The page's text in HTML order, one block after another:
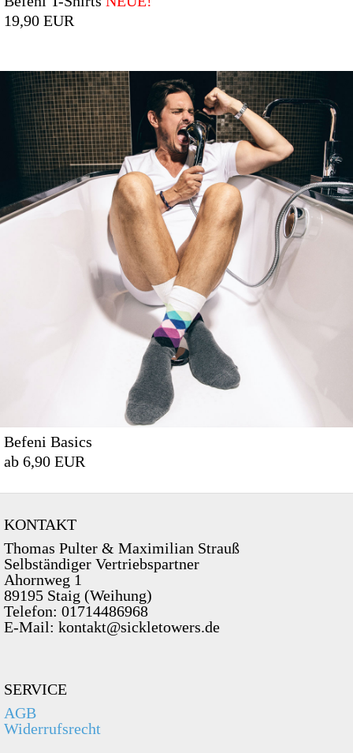
19,90 EUR
Befeni Basics
ab 6,90 EUR
KONTAKT
Thomas Pulter & Maximilian Strauß
Selbständiger Vertriebspartner
Ahornweg 1
89195 Staig (Weihung)
Telefon: 01714486968
E-Mail: kontakt@sickletowers.de
SERVICE
AGB
Widerrufsrecht